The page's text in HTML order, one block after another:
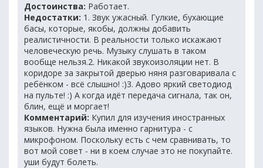
Достоинства: Работает.
Недостатки: 1. Звук ужасный. Гулкие, бухающие
басы, которые, якобы, должны добавить
реалистичности. В реальности только искажают
человеческую речь. Музыку слушать в таком
вообще нельзя.2. Никакой звукоизоляции нет. В
коридоре за закрытой дверью няня разговаривала с
ребёнком - всё слышно! :)3. Адово яркий светодиод
на пульте! :) А когда идёт передача сигнала, так он,
блин, ещё и моргает!
Комментарий: Купил для изучения иностранных
языков. Нужна была именно гарнитура - с
микрофоном. Поскольку есть с чем сравнивать, то
вот мой совет - ни в коем случае это не покупайте.
уши будут болеть.